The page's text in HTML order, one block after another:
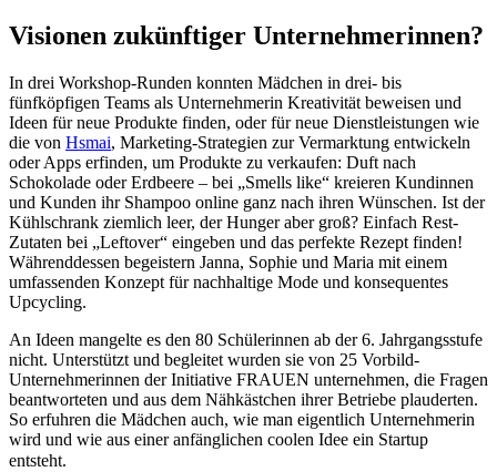
Visionen zukünftiger Unternehmerinnen?
In drei Workshop-Runden konnten Mädchen in drei- bis
fünfköpfigen Teams als Unternehmerin Kreativität beweisen und
Ideen für neue Produkte finden, oder für neue Dienstleistungen wie
die von Hsmai, Marketing-Strategien zur Vermarktung entwickeln
oder Apps erfinden, um Produkte zu verkaufen: Duft nach
Schokolade oder Erdbeere – bei „Smells like“ kreieren Kundinnen
und Kunden ihr Shampoo online ganz nach ihren Wünschen. Ist der
Kühlschrank ziemlich leer, der Hunger aber groß? Einfach Rest-
Zutaten bei „Leftover“ eingeben und das perfekte Rezept finden!
Währenddessen begeistern Janna, Sophie und Maria mit einem
umfassenden Konzept für nachhaltige Mode und konsequentes
Upcycling.
An Ideen mangelte es den 80 Schülerinnen ab der 6. Jahrgangsstufe
nicht. Unterstützt und begleitet wurden sie von 25 Vorbild-
Unternehmerinnen der Initiative FRAUEN unternehmen, die Fragen
beantworteten und aus dem Nähkästchen ihrer Betriebe plauderten.
So erfuhren die Mädchen auch, wie man eigentlich Unternehmerin
wird und wie aus einer anfänglichen coolen Idee ein Startup
entsteht.